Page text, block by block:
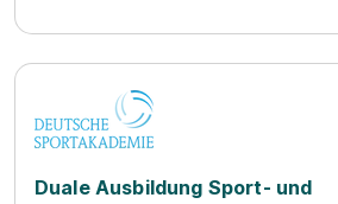
Duale Ausbildung Sport- und